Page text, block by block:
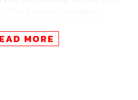
ช นัทฮันท์) และฟังพระชยสาโร
MORE